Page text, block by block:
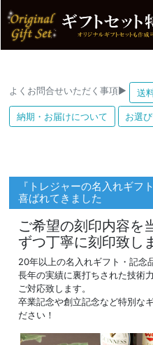
よくお問合せいただく事項▶ 送
納期・お届けについて お選
『トレジャーの名入れギフ
喜ばれてきました
ご希望の刻印内容を
ずつ丁寧に刻印致し
20年以上の名入れギフト・記念
長年の実績に裏打ちされた技術
ご対応致します。
卒業記念や創立記念など特別な
ださい！